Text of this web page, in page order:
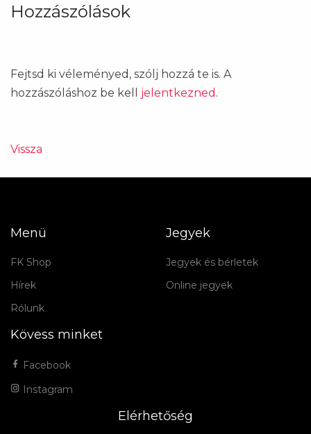
Hozzászólások
Fejtsd ki véleményed, szólj hozzá te is. A
hozzászóláshoz be kell jelentkezned .
Vissza
Menü
FK Shop
Hírek
Rólunk
Jegyek
Jegyek és bérletek
Online jegyek
Kövess minket
Facebook
Instagram
Elérhetőség